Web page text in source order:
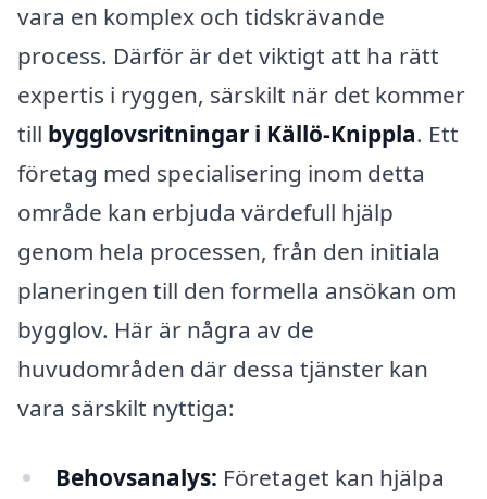
vara en komplex och tidskrävande
process. Därför är det viktigt att ha rätt
expertis i ryggen, särskilt när det kommer
till bygglovsritningar i Källö-Knippla. Ett
företag med specialisering inom detta
område kan erbjuda värdefull hjälp
genom hela processen, från den initiala
planeringen till den formella ansökan om
bygglov. Här är några av de
huvudområden där dessa tjänster kan
vara särskilt nyttiga:
Behovsanalys: Företaget kan hjälpa